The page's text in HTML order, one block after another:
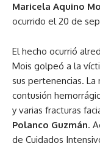
Maricela Aquino
ocurrido el 20 de
El hecho ocurrió
Mois golpeó a la
sus pertenencias.
contusión
y varias fracturas
Polanco Guzmán.
de Cuidados